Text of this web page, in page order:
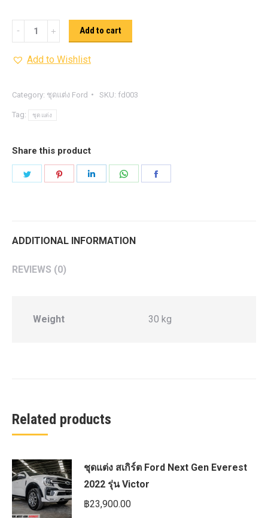
แต่ง
F150
Everest
2020
Add to cart
Add to Wishlist
Category: ชุดแต่ง Ford SKU: fd003
Tag: ชุดแต่ง
Share this product
ADDITIONAL INFORMATION
REVIEWS (0)
Weight 30 kg
Related products
ชุดแต่ง สเกิร์ต Ford Next Gen Everest
2022 รุ่น Victor
฿23,900.00